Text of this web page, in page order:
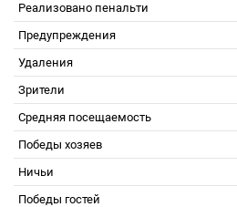
Реализовано пенальти
Предупреждения
Удаления
Зрители
Средняя посещаемость
Победы хозяев
Ничьи
Победы гостей